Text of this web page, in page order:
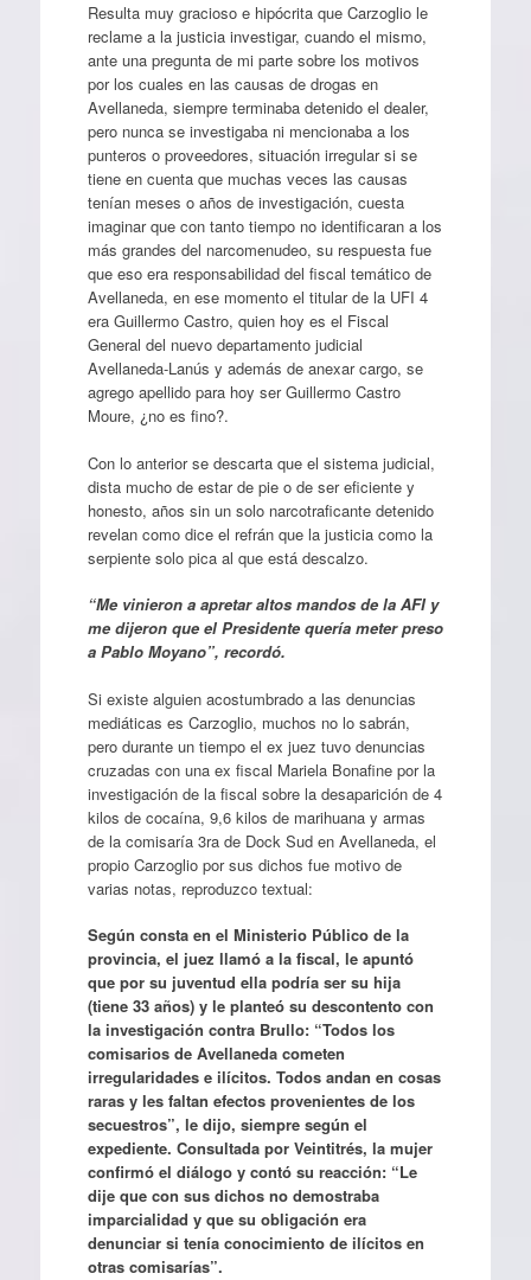
Resulta muy gracioso e hipócrita que Carzoglio le
reclame a la justicia investigar, cuando el mismo,
ante una pregunta de mi parte sobre los motivos
por los cuales en las causas de drogas en
Avellaneda, siempre terminaba detenido el dealer,
pero nunca se investigaba ni mencionaba a los
punteros o proveedores, situación irregular si se
tiene en cuenta que muchas veces las causas
tenían meses o años de investigación, cuesta
imaginar que con tanto tiempo no identificaran a los
más grandes del narcomenudeo, su respuesta fue
que eso era responsabilidad del fiscal temático de
Avellaneda, en ese momento el titular de la UFI 4
era Guillermo Castro, quien hoy es el Fiscal
General del nuevo departamento judicial
Avellaneda-Lanús y además de anexar cargo, se
agrego apellido para hoy ser Guillermo Castro
Moure, ¿no es fino?.
Con lo anterior se descarta que el sistema judicial,
dista mucho de estar de pie o de ser eficiente y
honesto, años sin un solo narcotraficante detenido
revelan como dice el refrán que la justicia como la
serpiente solo pica al que está descalzo.
“Me vinieron a apretar altos mandos de la AFI y
me dijeron que el Presidente quería meter preso
a Pablo Moyano”, recordó.
Si existe alguien acostumbrado a las denuncias
mediáticas es Carzoglio, muchos no lo sabrán,
pero durante un tiempo el ex juez tuvo denuncias
cruzadas con una ex fiscal Mariela Bonafine por la
investigación de la fiscal sobre la desaparición de 4
kilos de cocaína, 9,6 kilos de marihuana y armas
de la comisaría 3ra de Dock Sud en Avellaneda, el
propio Carzoglio por sus dichos fue motivo de
varias notas, reproduzco textual:
Según consta en el Ministerio Público de la
provincia, el juez llamó a la fiscal, le apuntó
que por su juventud ella podría ser su hija
(tiene 33 años) y le planteó su descontento con
la investigación contra Brullo: “Todos los
comisarios de Avellaneda cometen
irregularidades e ilícitos. Todos andan en cosas
raras y les faltan efectos provenientes de los
secuestros”, le dijo, siempre según el
expediente. Consultada por Veintitrés, la mujer
confirmó el diálogo y contó su reacción: “Le
dije que con sus dichos no demostraba
imparcialidad y que su obligación era
denunciar si tenía conocimiento de ilícitos en
otras comisarías”.